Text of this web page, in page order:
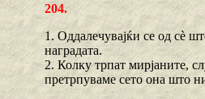
204.
1. Оддалечувајќи се од сѐ
наградата.
2. Колку трпат мирјаните,
претрпуваме сето она што